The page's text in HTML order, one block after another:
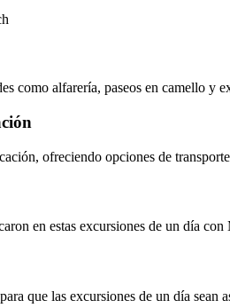
como alfarería, paseos en camello y
ofreciendo opciones de
en estas excursiones de un día
que las excursiones de un día